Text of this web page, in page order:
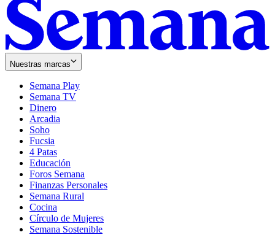
Nuestras marcas
Semana Play
Semana TV
Dinero
Arcadia
Soho
in
new
window
Fucsia
in
new
window
4 Patas
Educación
Foros Semana
Finanzas Personales
Semana Rural
Cocina
Círculo de Mujeres
Semana Sostenible